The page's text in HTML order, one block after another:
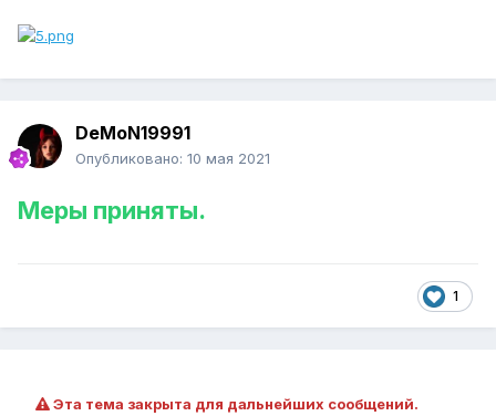
DeMoN19991
Опубликовано: 10 мая 2021
Меры приняты.
1
Эта тема закрыта для дальнейших сообщений.